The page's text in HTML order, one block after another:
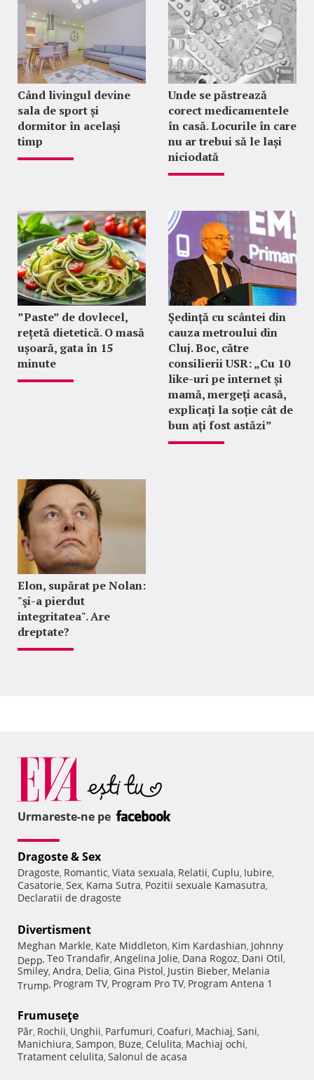
Când livingul devine
sala de sport și
dormitor în același
timp
Unde se păstrează
corect medicamentele
în casă. Locurile în care
nu ar trebui să le lași
niciodată
”Paste” de dovlecel,
rețetă dietetică. O masă
ușoară, gata în 15
minute
Ședință cu scântei din
cauza metroului din
Cluj. Boc, către
consilierii USR: „Cu 10
like-uri pe internet și
mamă, mergeți acasă,
explicați la soție cât de
bun ați fost astăzi”
Elon, supărat pe Nolan:
"şi-a pierdut
integritatea". Are
dreptate?
Urmareste-ne pe
Dragoste & Sex
Dragoste, Romantic, Viata sexuala, Relatii, Cuplu, Iubire,
Casatorie, Sex, Kama Sutra, Pozitii sexuale Kamasutra,
Declaratii de dragoste
Divertisment
Meghan Markle, Kate Middleton, Kim Kardashian, Johnny
Depp, Teo Trandafir, Angelina Jolie, Dana Rogoz, Dani Otil,
Smiley, Andra, Delia, Gina Pistol, Justin Bieber, Melania
Trump, Program TV, Program Pro TV, Program Antena 1
Frumuseţe
Păr, Rochii, Unghii, Parfumuri, Coafuri, Machiaj, Sani,
Manichiura, Sampon, Buze, Celulita, Machiaj ochi,
Tratament celulita, Salonul de acasa